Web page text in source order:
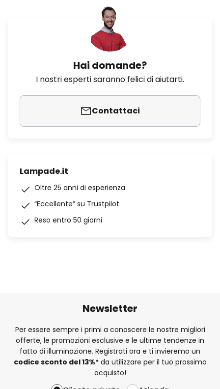
Hai domande?
I nostri esperti saranno felici di aiutarti.
Contattaci
Lampade.it
Oltre 25 anni di esperienza
“Eccellente” su Trustpilot
Reso entro 50 giorni
Newsletter
Per essere sempre i primi a conoscere le nostre migliori
offerte, le promozioni esclusive e le ultime tendenze in
fatto di illuminazione. Registrati ora e ti invieremo un
codice sconto del13%*da utilizzare per il tuo prossimo
acquisto!